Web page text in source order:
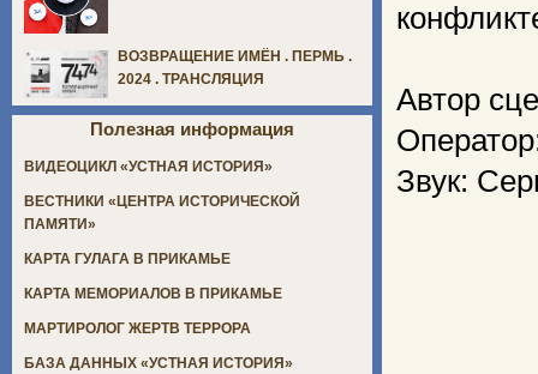
Автор
Звук:
ВОЗВРАЩЕНИЕ ИМЁН . ПЕРМЬ .
2024 . ТРАНСЛЯЦИЯ
Полезная информация
ВИДЕОЦИКЛ «УСТНАЯ ИСТОРИЯ»
ВЕСТНИКИ «ЦЕНТРА ИСТОРИЧЕСКОЙ
ПАМЯТИ»
КАРТА ГУЛАГА В ПРИКАМЬЕ
КАРТА МЕМОРИАЛОВ В ПРИКАМЬЕ
МАРТИРОЛОГ ЖЕРТВ ТЕРРОРА
БАЗА ДАННЫХ «УСТНАЯ ИСТОРИЯ»